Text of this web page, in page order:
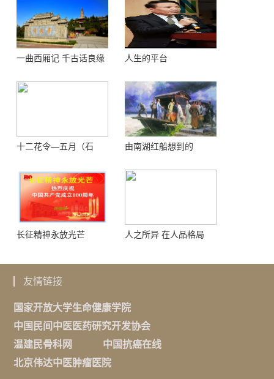
一曲西厢记 千古话良缘 人生的平台
十二花令—五月（石
由南湖红船想到的
长征精神永放光芒 人之所异 在人品格局
友情链接
国家开放大学生命健康学院
中国民间中医医药研究开发协会
温建民骨科网
中国抗癌在线
北京伟达中医肿瘤医院